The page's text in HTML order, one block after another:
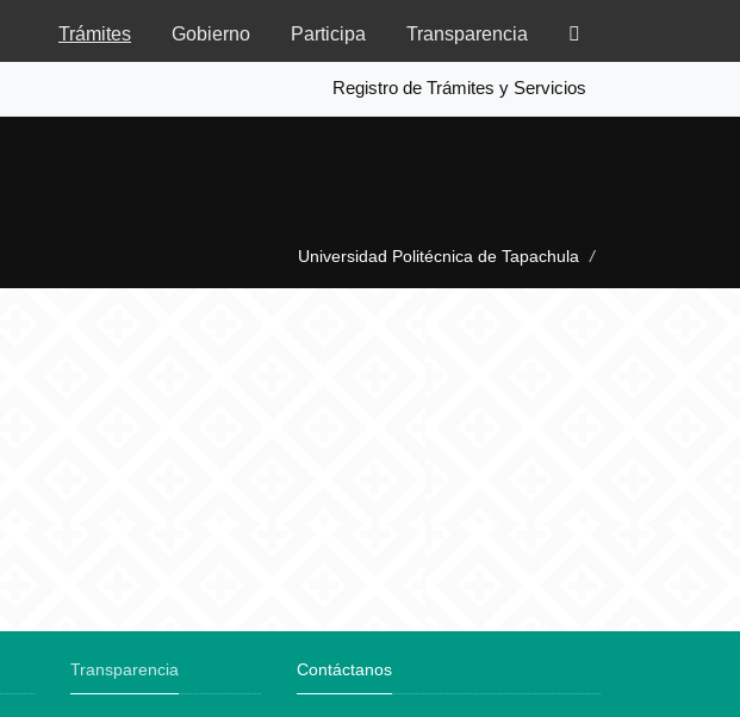
Trámites Gobierno Participa Transparencia
Registro de Trámites y Servicios
Universidad Politécnica de Tapachula /
Transparencia Contáctanos